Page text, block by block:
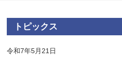
トピックス
令和7年5月21日